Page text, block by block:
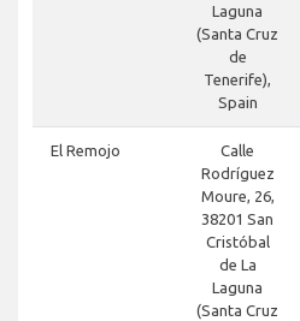
Laguna
(Santa Cruz
de
Tenerife),
Spain
El Remojo
Calle
Rodríguez
Moure, 26,
38201 San
Cristóbal
de La
Laguna
(Santa Cruz